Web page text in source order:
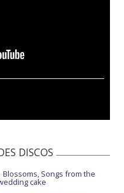
DISCOS
Blossoms, Songs from the
cake